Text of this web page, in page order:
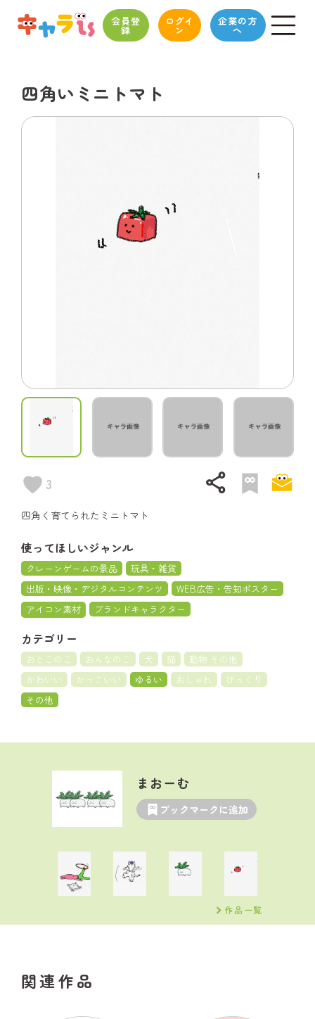
会員登
録
ログイ
ン
企業の方
へ
四角いミニトマト
3 share
四角く育てられたミニトマト
使ってほしいジャンル
クレーンゲームの景品
玩具・雑貨
出版・映像・デジタルコンテンツ
WEB広告・告知ポスター
アイコン素材
ブランドキャラクター
カテゴリー
おとこのこ おんなのこ 犬 猫
動物 その他
かわいい
かっこいい ゆるい おしゃれ
びっくり
その他
まおーむ
ブックマークに追加
作品一覧
関連作品